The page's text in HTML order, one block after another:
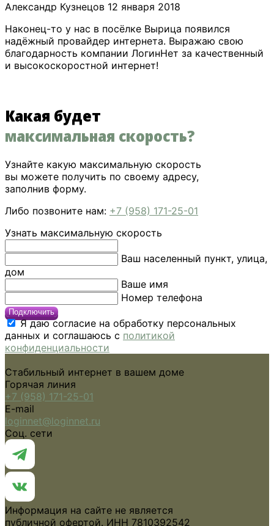
​Александр Кузнецов 12 января 2018
Наконец-то у нас в посёлке Вырица появился
надёжный провайдер интернета. Выражаю свою
благодарность компании ЛогинНет за качественный
и высокоскоростной интернет!
Какая будет
максимальная скорость?
Узнайте какую максимальную скорость
вы можете получить по своему адресу,
заполнив форму.
Либо позвоните нам: +7 (958) 171-25-01
Узнать максимальную скорость
Ваш населенный пункт, улица,
дом
Ваше имя
Номер телефона
Подключить
Я даю согласие на обработку персональных
данных и соглашаюсь с политикой
конфиденциальности
Стабильный интернет в вашем доме
Горячая линия
+7 (958) 171-25-01
E-mail
loginnet@loginnet.ru
Соц. сети
Информация на сайте не является
публичной офертой. ИНН 7810392542